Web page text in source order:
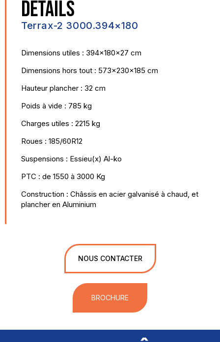
DETAILS
Terrax-2 3000.394×180
Dimensions utiles : 394x180x27 cm
Dimensions hors tout : 573x230x185 cm
Hauteur plancher : 32 cm
Poids à vide : 785 kg
Charges utiles : 2215 kg
Roues : 185/60R12
Suspensions : Essieu(x) Al-ko
PTC : de 1550 à 3000 Kg
Construction : Châssis en acier galvanisé à chaud, et
plancher en Aluminium
NOUS CONTACTER
BROCHURE